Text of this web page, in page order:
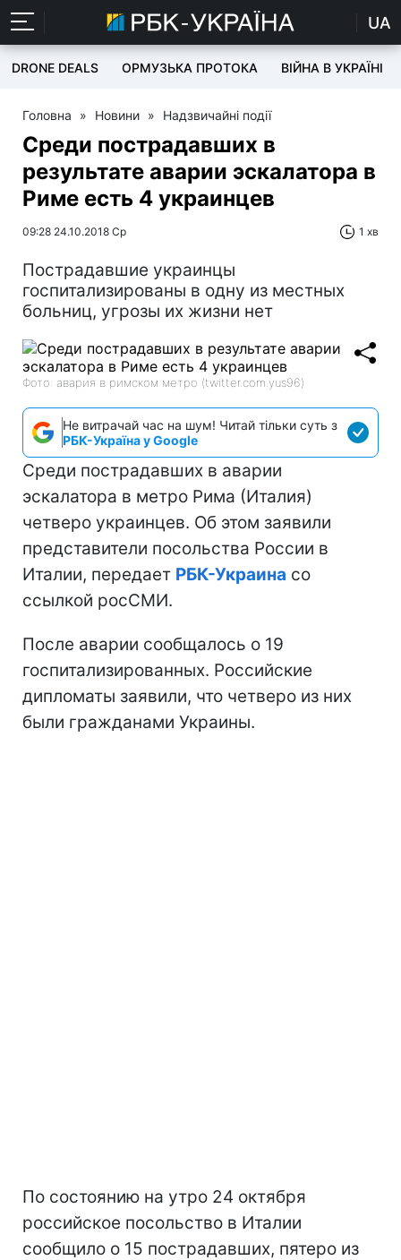
UA
DRONE DEALS ОРМУЗЬКА ПРОТОКА ВІЙНА В УКРАЇНІ
Головна » Новини » Надзвичайні події
Среди пострадавших в
результате аварии эскалатора в
Риме есть 4 украинцев
09:28 24.10.2018 Ср 1 хв
Пострадавшие украинцы
госпитализированы в одну из местных
больниц, угрозы их жизни нет
Фото: авария в римском метро (twitter.com.yus96)
Не витрачай час на шум! Читай тільки суть з
РБК-Україна у Google
Среди пострадавших в аварии
эскалатора в метро Рима (Италия)
четверо украинцев. Об этом заявили
представители посольства России в
Италии, передает РБК-Украина со
ссылкой росСМИ.
После аварии сообщалось о 19
госпитализированных. Российские
дипломаты заявили, что четверо из них
были гражданами Украины.
По состоянию на утро 24 октября
российское посольство в Италии
сообщило о 15 пострадавших, пятеро из